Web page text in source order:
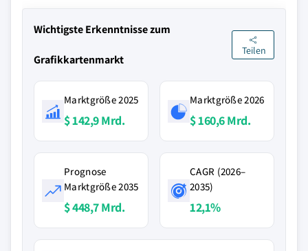
Wichtigste Erkenntnisse zum
Grafikkartenmarkt
Teilen
Marktgröße 2025
$ 142,9 Mrd.
Marktgröße 2026
$ 160,6 Mrd.
Prognose
Marktgröße 2035
$ 448,7 Mrd.
CAGR (2026–
2035)
12,1%